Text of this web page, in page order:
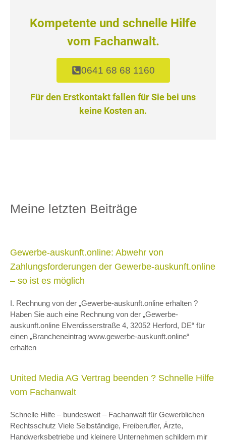
Kompetente und schnelle Hilfe
vom Fachanwalt.
0641 68 68 1160
Für den Erstkontakt fallen für Sie bei uns
keine Kosten an.
Meine letzten Beiträge
Gewerbe-auskunft.online: Abwehr von
Zahlungsforderungen der Gewerbe-auskunft.online
– so ist es möglich
I. Rechnung von der „Gewerbe-auskunft.online erhalten ?
Haben Sie auch eine Rechnung von der „Gewerbe-
auskunft.online Elverdisserstraße 4, 32052 Herford, DE“ für
einen „Brancheneintrag www.gewerbe-auskunft.online“
erhalten
United Media AG Vertrag beenden ? Schnelle Hilfe
vom Fachanwalt
Schnelle Hilfe – bundesweit – Fachanwalt für Gewerblichen
Rechtsschutz Viele Selbständige, Freiberufler, Ärzte,
Handwerksbetriebe und kleinere Unternehmen schildern mir